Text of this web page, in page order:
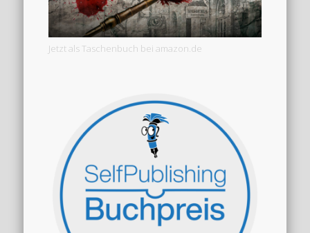
Jetzt als Taschenbuch bei amazon.de